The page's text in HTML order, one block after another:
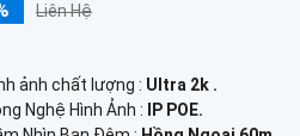
Liên Hệ
ảnh chất lượng : Ultra 2k .
Nghệ Hình Ảnh :
IP POE.